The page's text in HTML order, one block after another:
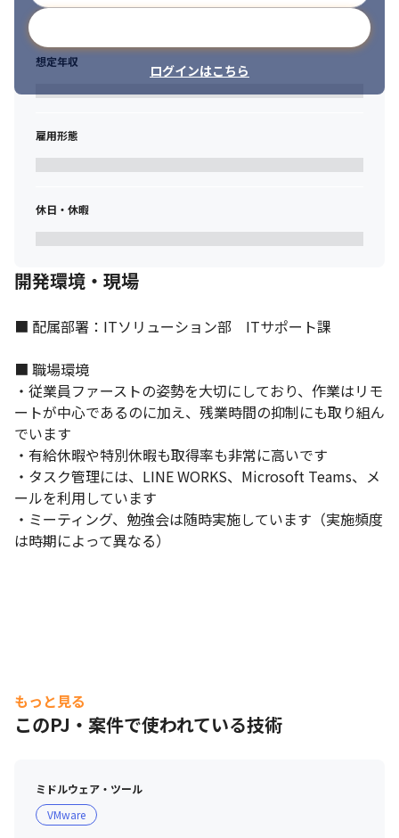
ログインはこちら
想定年収
雇用形態
休日・休暇
開発環境・現場
■ 配属部署：ITソリューション部　ITサポート課
■ 職場環境
・従業員ファーストの姿勢を大切にしており、作業はリモ
ートが中心であるのに加え、残業時間の抑制にも取り組ん
でいます
・有給休暇や特別休暇も取得率も非常に高いです
・タスク管理には、LINE WORKS、Microsoft Teams、メ
ールを利用しています
・ミーティング、勉強会は随時実施しています（実施頻度
は時期によって異なる）
もっと見る
このPJ・案件で使われている技術
ミドルウェア・ツール
VMware